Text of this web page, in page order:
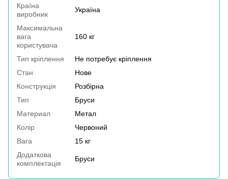
Країна
виробник
Україна
Максимальна
вага
користувача
160 кг
Тип кріплення
Не потребує кріплення
Стан
Нове
Конструкція
Розбірна
Тип
Бруси
Материал
Метал
Колір
Червоний
Вага
15 кг
Додаткова
комплектація
Бруси